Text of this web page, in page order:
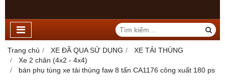
Trang chủ XE ĐÃ QUA SỬ DỤNG
XE TẢI THÙNG
Xe 2 chân (4x2 - 4x4)
bán phụ tùng xe tải thùng faw 8 tấn CA1176 công xuất 180 ps